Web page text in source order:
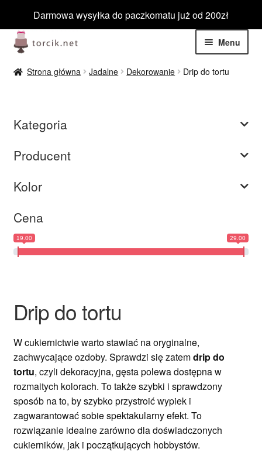
Darmowa wysyłka do paczkomatu już od 200zł
Przejdź
do
nawigacji
Przejdź
do
treści
Menu
Jadalne
Barwniki spożywcze
Rozwiń
Tematyczne
Rozwiń
Blog
Wyprzedaż
Nowości
Strona główna Jadalne Dekorowanie Drip do tortu
Drip do tortu
W cukiernictwie warto stawiać na oryginalne,
zachwycające ozdoby. Sprawdzi się zatemdrip do
tortu, czyli dekoracyjna, gęsta polewa dostępna w
rozmaitych kolorach. To także szybki i sprawdzony
sposób na to, by szybko przystroić wypiek i
zagwarantować sobie spektakularny efekt. To
rozwiązanie idealne zarówno dla doświadczonych
cukierników, jak i początkujących hobbystów.
Kategoria
Producent
Kolor
Cena
19.00 29.00